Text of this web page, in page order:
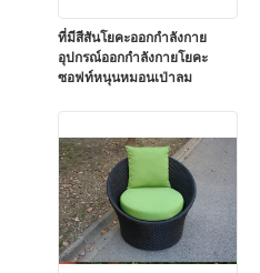
ที่มีสีสันโยคะออกกำลังกาย
อุปกรณ์ออกกำลังกายโยคะ
ซอฟท์หนุนหมอนเป่าลม